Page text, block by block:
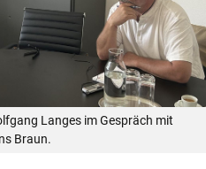
Langes im Gespräch mit
Braun.